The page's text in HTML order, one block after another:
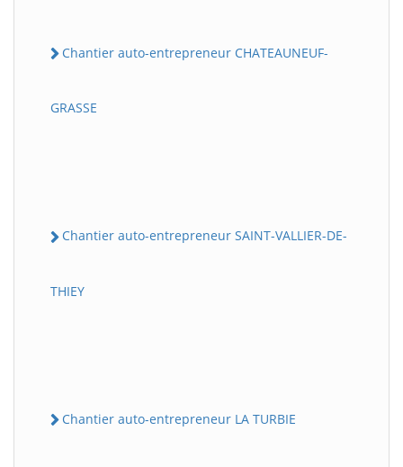
Chantier auto-entrepreneur CHATEAUNEUF-
GRASSE
Chantier auto-entrepreneur SAINT-VALLIER-DE-
THIEY
Chantier auto-entrepreneur LA TURBIE